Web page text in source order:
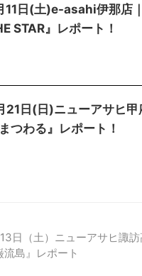
11日(土)e-asahi伊那店
STAR』レポート！
21日(日)ニューアサヒ甲
まつわる』レポート！
日（土）ニューアサヒ諏訪
流島』レポート